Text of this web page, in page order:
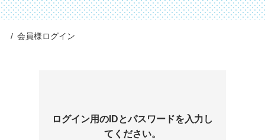
会員様ログイン
ログイン用のIDとパスワードを入力し
てください。